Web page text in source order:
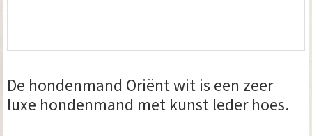
De hondenmand Oriënt wit is een zeer
luxe hondenmand met kunst leder hoes.